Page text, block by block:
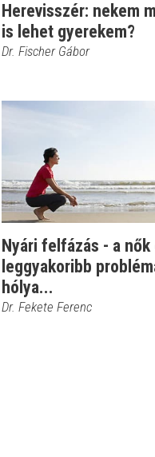
Herevisszér: nekem
is lehet gyerekem?
Dr. Fischer Gábor
Nyári felfázás - a nők
leggyakoribb
hólya...
Dr. Fekete Ferenc